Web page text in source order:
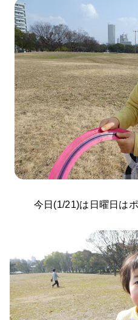
今日(1/21)は日曜日は